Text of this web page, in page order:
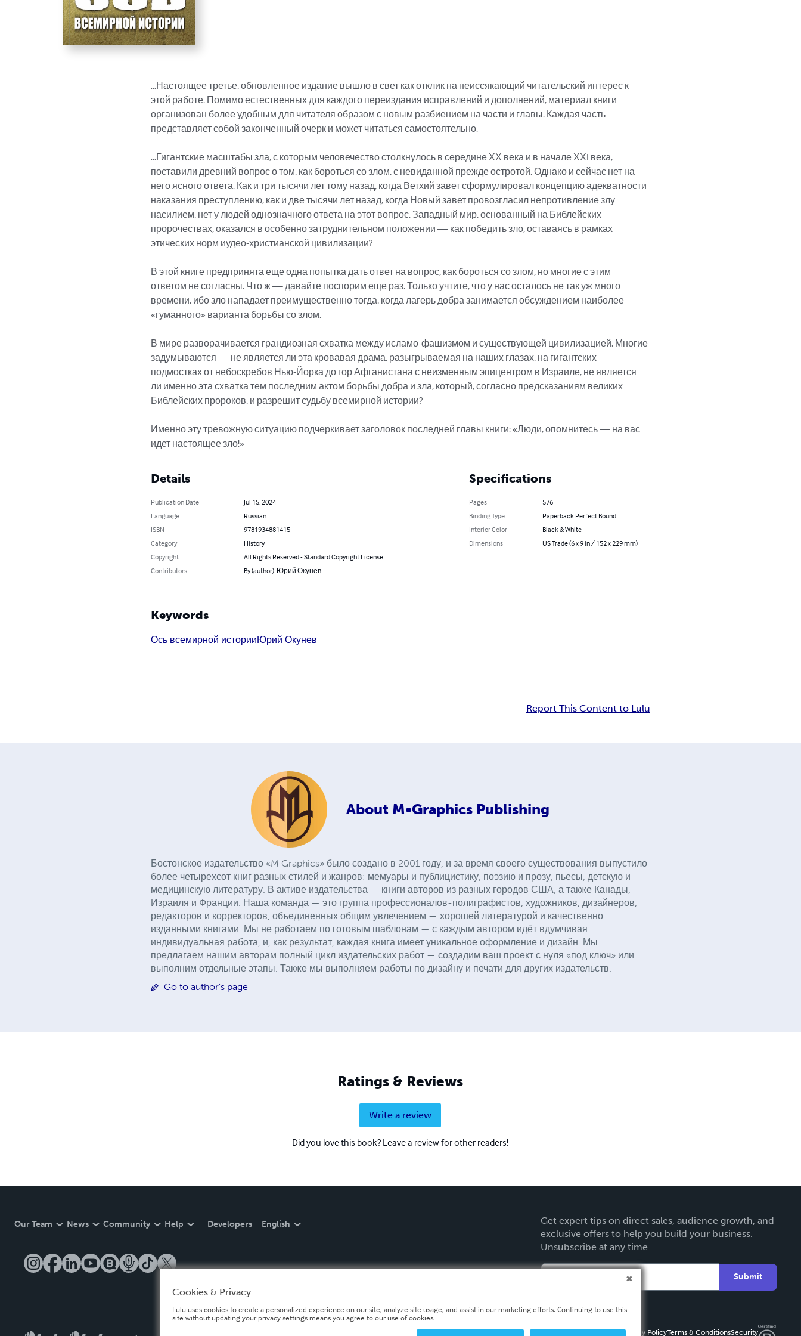
…Настоящее третье, обновленное издание вышло в свет как отклик на неиссякающий читательский интерес к
этой работе. Помимо естественных для каждого переиздания исправлений и дополнений, материал книги
организован более удобным для читателя образом с новым разбиением на части и главы. Каждая часть
представляет собой законченный очерк и может читаться самостоятельно.
…Гигантские масштабы зла, с которым человечество столкнулось в середине ХХ века и в начале ХХI века,
поставили древний вопрос о том, как бороться со злом, с невиданной прежде остротой. Однако и сейчас нет на
него ясного ответа. Как и три тысячи лет тому назад, когда Ветхий завет сформулировал концепцию адекватности
наказания преступлению, как и две тысячи лет назад, когда Новый завет провозгласил непротивление злу
насилием, нет у людей однозначного ответа на этот вопрос. Западный мир, основанный на Библейских
пророчествах, оказался в особенно затруднительном положении — как победить зло, оставаясь в рамках
этических норм иудео-христианской цивилизации?
В этой книге предпринята еще одна попытка дать ответ на вопрос, как бороться со злом, но многие с этим
ответом не согласны. Что ж — давайте поспорим еще раз. Только учтите, что у нас осталось не так уж много
времени, ибо зло нападает преимущественно тогда, когда лагерь добра занимается обсуждением наиболее
«гуманного» варианта борьбы со злом.
В мире разворачивается грандиозная схватка между исламо-фашизмом и существующей цивилизацией. Многие
задумываются — не является ли эта кровавая драма, разыгрываемая на наших глазах, на гигантских
подмостках от небоскребов Нью-Йорка до гор Афганистана с неизменным эпицентром в Израиле, не является
ли именно эта схватка тем последним актом борьбы добра и зла, который, согласно предсказаниям великих
Библейских пророков, и разрешит судьбу всемирной истории?
Именно эту тревожную ситуацию подчеркивает заголовок последней главы книги: «Люди, опомнитесь — на вас
идет настоящее зло!»
Details
Publication Date
Jul 15, 2024
Language
Russian
ISBN
9781934881415
Category
History
Copyright
All Rights Reserved - Standard Copyright License
Contributors
By (author): Юрий Окунев
Specifications
Pages
576
Binding Type
Paperback Perfect Bound
Interior Color
Black & White
Dimensions
US Trade (6 x 9 in / 152 x 229 mm)
Keywords
Ось всемирной историиЮрий Окунев
Report This Content to Lulu
About M•Graphics Publishing
Бостонское издательство «M·Graphics» было создано в 2001 году, и за время своего существования выпустило
более четырехсот книг разных стилей и жанров: мемуары и публицистику, поэзию и прозу, пьесы, детскую и
медицинскую литературу. В активе издательства — книги авторов из разных городов США, а также Канады,
Израиля и Франции. Наша команда — это группа профессионалов-полиграфистов, художников, дизайнеров,
редакторов и корректоров, объединенных общим увлечением — хорошей литературой и качественно
изданными книгами. Мы не работаем по готовым шаблонам — с каждым автором идёт вдумчивая
индивидуальная работа, и, как результат, каждая книга имеет уникальное оформление и дизайн. Мы
предлагаем нашим авторам полный цикл издательских работ — создадим ваш проект с нуля «под ключ» или
выполним отдельные этапы. Также мы выполняем работы по дизайну и печати для других издательств.
Go to author's page
Ratings & Reviews
Write a review
Did you love this book? Leave a review for other readers!
Our Team News Community Help Developers English
Get expert tips on direct sales, audience growth, and
exclusive offers to help you build your business.
Unsubscribe at any time.
Submit
Privacy PolicyTerms & ConditionsSecurity
Cookies & Privacy
Lulu uses cookies to create a personalized experience on our site, analyze site usage, and assist in our marketing efforts. Continuing to use this
site without updating your privacy settings means you agree to our use of cookies.